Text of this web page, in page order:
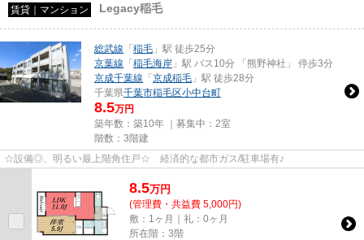
賃貸｜マンション Legacy稲毛
総武線 「稲毛 」駅 徒歩25分
京葉線 「稲毛海岸 」駅 バス10分 「熊野神社」 停歩3分
京成千葉線 「京成稲毛 」駅 徒歩28分
千葉県千葉市稲毛区小中台町
8.5万円
築年数：築10年 ｜募集中： 2室
階数：3階建
☆設備◎、明るい最上階角住戸☆ 経済的な都市ガス/駐車場有♪
8.5万円
(管理費・共益費 5,000円)
敷：1ヶ月｜礼：0ヶ月
所在階：3階